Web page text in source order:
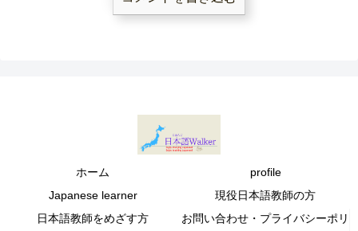
ホーム
profile
Japanese learner
現役日本語教師の方
日本語教師をめざす方
お問い合わせ・プライバシーポリ